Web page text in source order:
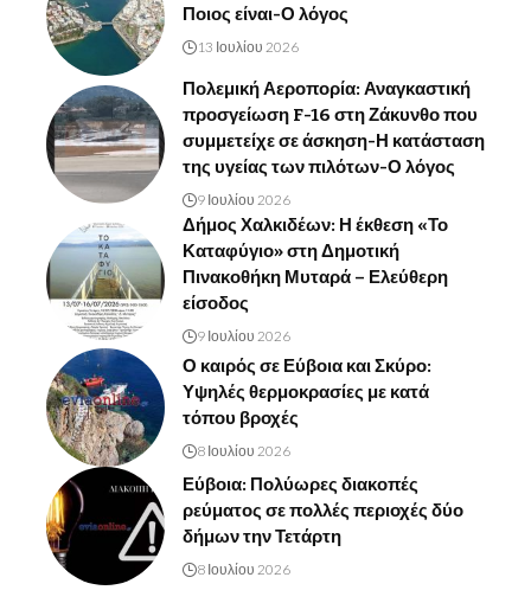
Ποιος είναι-Ο λόγος
13 Ιουλίου 2026
Πολεμική Αεροπορία: Αναγκαστική
προσγείωση F-16 στη Ζάκυνθο που
συμμετείχε σε άσκηση-Η κατάσταση
της υγείας των πιλότων-Ο λόγος
9 Ιουλίου 2026
Δήμος Χαλκιδέων: Η έκθεση «Το
Καταφύγιο» στη Δημοτική
Πινακοθήκη Μυταρά – Ελεύθερη
είσοδος
9 Ιουλίου 2026
Ο καιρός σε Εύβοια και Σκύρο:
Υψηλές θερμοκρασίες με κατά
τόπου βροχές
8 Ιουλίου 2026
Εύβοια: Πολύωρες διακοπές
ρεύματος σε πολλές περιοχές δύο
δήμων την Τετάρτη
8 Ιουλίου 2026